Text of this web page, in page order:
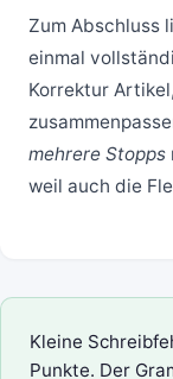
Zum Abschluss
einmal
Korrektur
mehrere Stopps
weil auch die
Kleine
Punkte. Der